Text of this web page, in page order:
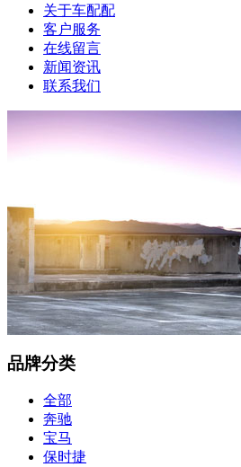
关于车配配
客户服务
在线留言
新闻资讯
联系我们
品牌分类
全部
奔驰
宝马
保时捷